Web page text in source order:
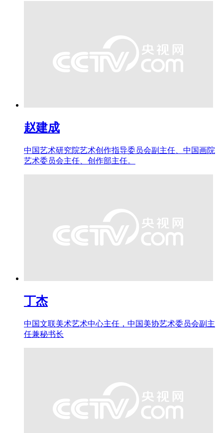
赵建成
中国艺术研究院艺术创作指导委员会副主任、中国画院
艺术委员会主任、创作部主任。
丁杰
中国文联美术艺术中心主任，中国美协艺术委员会副主
任兼秘书长